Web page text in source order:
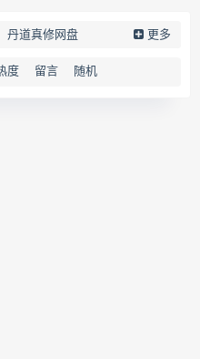
丹道真修网盘
丹道真修合集
通经术网盘
载
盘
疗术
载
盘
更多
度 留言 随机
真些子电子书